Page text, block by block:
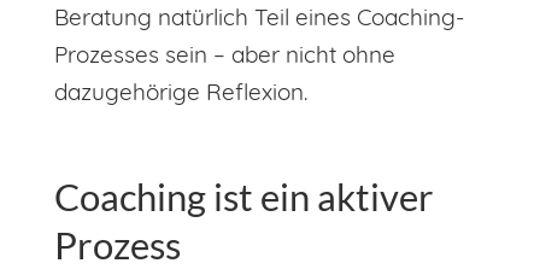
Beratung natürlich Teil eines Coaching-
Prozesses sein – aber nicht ohne
dazugehörige Reflexion.
Coaching ist ein aktiver
Prozess